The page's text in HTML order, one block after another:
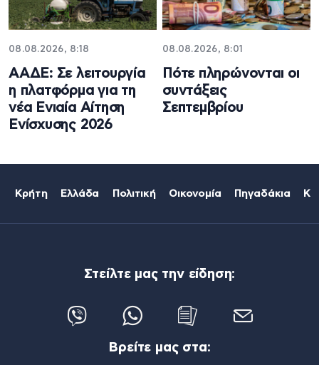
08.08.2026, 8:18
ΑΑΔΕ: Σε λειτουργία
η πλατφόρμα για τη
νέα Ενιαία Αίτηση
Ενίσχυσης 2026
08.08.2026, 8:01
Πότε πληρώνονται οι
συντάξεις
Σεπτεμβρίου
Κρήτη Ελλάδα Πολιτική Οικονομία Πηγαδάκια
Στείλτε μας την είδηση:
Βρείτε μας στα: